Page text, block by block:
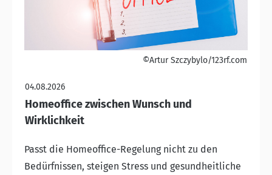
©Artur Szczybylo/123rf.com
04.08.2026
Homeoffice zwischen Wunsch und
Wirklichkeit
Passt die Homeoffice-Regelung nicht zu den
Bedürfnissen, steigen Stress und gesundheitliche